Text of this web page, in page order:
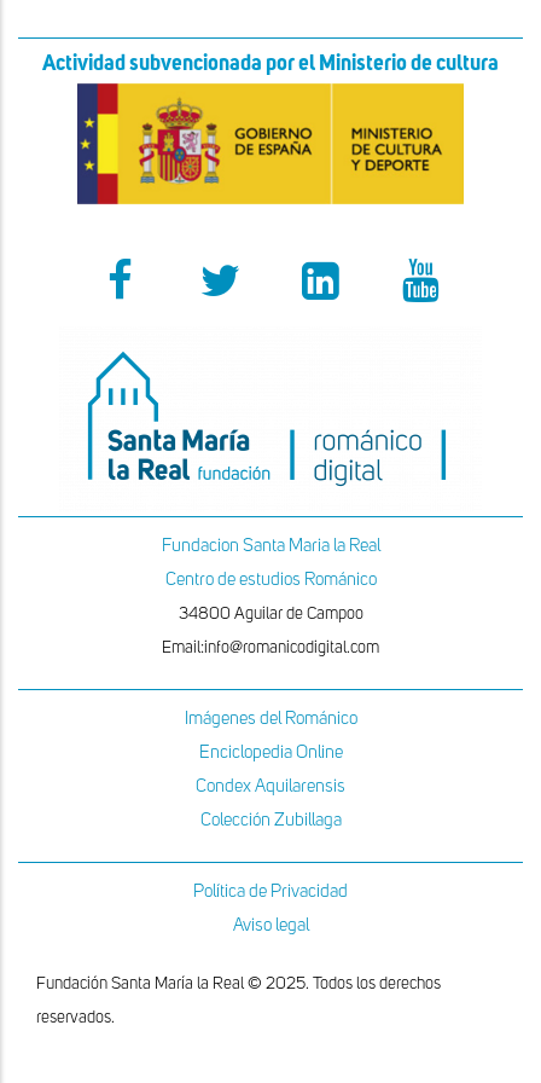
Actividad subvencionada por el Ministerio de cultura
Fundacion Santa Maria la Real
Centro de estudios Románico
34800 Aguilar de Campoo
Email:info@romanicodigital.com
Imágenes del Románico
Enciclopedia Online
Condex Aquilarensis
Colección Zubillaga
Política de Privacidad
Aviso legal
Fundación Santa María la Real © 2025. Todos los derechos
reservados.